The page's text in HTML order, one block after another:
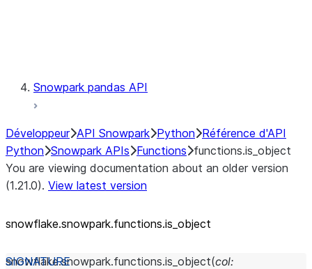
Snowpark pandas API
Développeur API Snowpark Python Référence d'API
Python Snowpark APIs Functions functions.is_object
You are viewing documentation about an older version
(1.21.0). View latest version
snowflake.snowpark.functions.is_ object
snowflake.snowpark.functions.is_object(col: